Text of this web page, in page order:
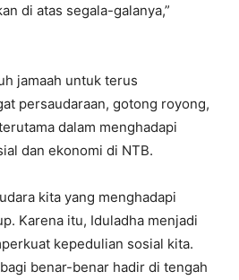
di atas segala-galanya,”
jamaah untuk terus
persaudaraan, gotong royong,
dalam menghadapi
dan ekonomi di NTB.
kita yang menghadapi
Karena itu, Iduladha menjadi
kepedulian sosial kita.
benar-benar hadir di tengah